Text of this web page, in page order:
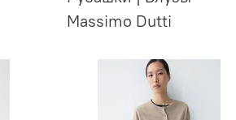
Massimo Dutti